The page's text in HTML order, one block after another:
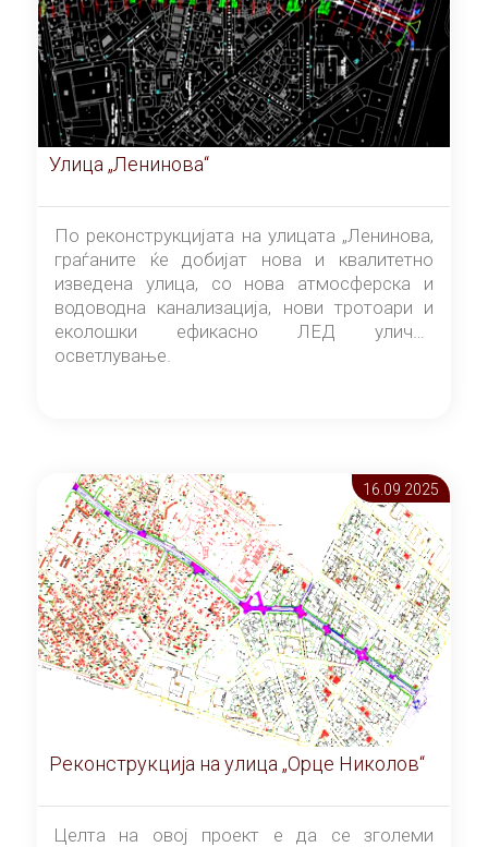
Улица „Ленинова“
По реконструкцијата на улицата „Ленинова,
граѓаните ќе добијат нова и квалитетно
изведена улица, со нова атмосферска и
водоводна канализација, нови тротоари и
еколошки ефикасно ЛЕД улично
осветлување.
16.09 2025
Реконструкција на улица „Орце Николов“
Целта на овој проект е да се зголеми